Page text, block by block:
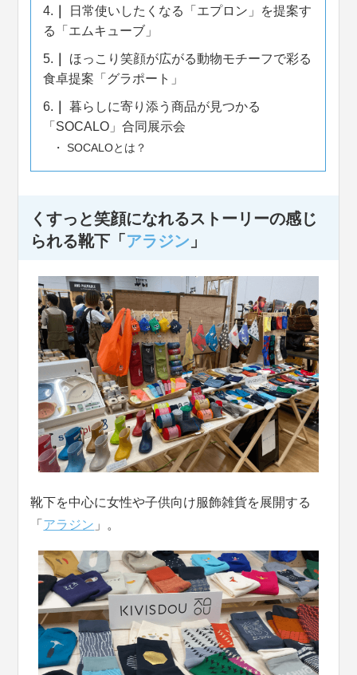
4.
日常使いしたくなる「エプロン」を提案す
る「エムキューブ」
5.
ほっこり笑顔が広がる動物モチーフで彩る
食卓提案「グラポート」
6.
暮らしに寄り添う商品が見つかる
「SOCALO」合同展示会
SOCALOとは？
くすっと笑顔になれるストーリーの感じ
られる靴下「 アラジン 」
靴下を中心に女性や子供向け服飾雑貨を展開する
「 アラジン 」。